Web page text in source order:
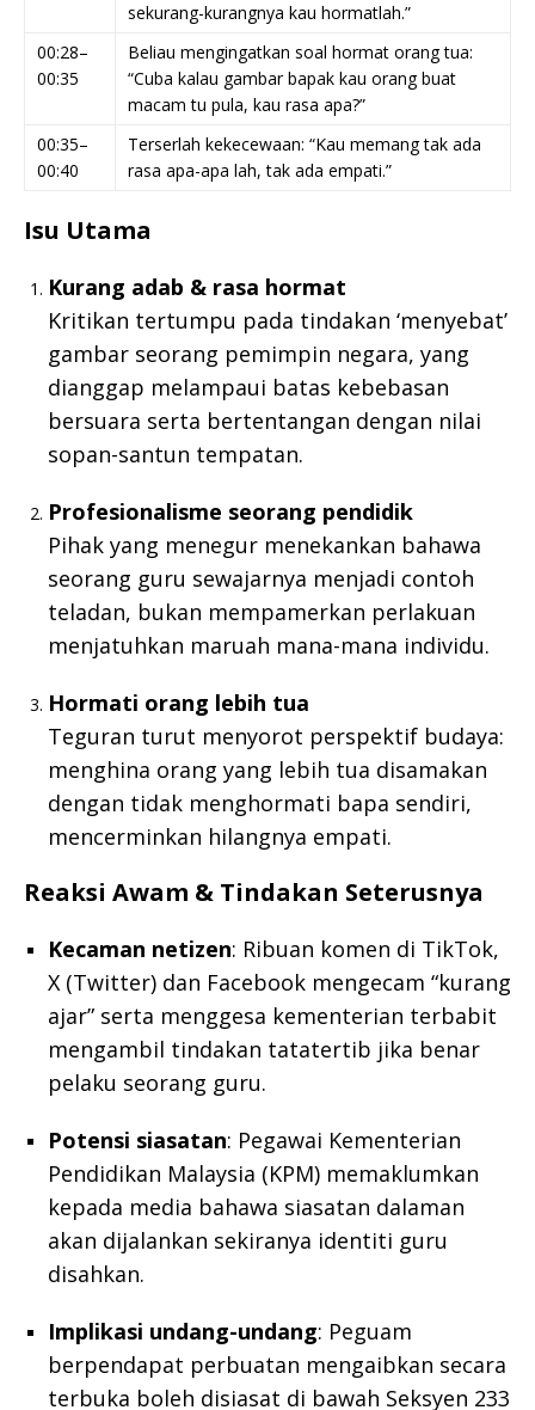
sekurang-kurangnya kau hormatlah.”
00:28–
00:35
Beliau mengingatkan soal hormat orang tua:
“Cuba kalau gambar bapak kau orang buat
macam tu pula, kau rasa apa?”
00:35–
00:40
Terserlah kekecewaan: “Kau memang tak ada
rasa apa-apa lah, tak ada empati.”
Isu Utama
Kurang adab & rasa hormat
Kritikan tertumpu pada tindakan ‘menyebat’
gambar seorang pemimpin negara, yang
dianggap melampaui batas kebebasan
bersuara serta bertentangan dengan nilai
sopan-santun tempatan.
Profesionalisme seorang pendidik
Pihak yang menegur menekankan bahawa
seorang guru sewajarnya menjadi contoh
teladan, bukan mempamerkan perlakuan
menjatuhkan maruah mana-mana individu.
Hormati orang lebih tua
Teguran turut menyorot perspektif budaya:
menghina orang yang lebih tua disamakan
dengan tidak menghormati bapa sendiri,
mencerminkan hilangnya empati.
Reaksi Awam & Tindakan Seterusnya
Kecaman netizen: Ribuan komen di TikTok,
X (Twitter) dan Facebook mengecam “kurang
ajar” serta menggesa kementerian terbabit
mengambil tindakan tatatertib jika benar
pelaku seorang guru.
Potensi siasatan: Pegawai Kementerian
Pendidikan Malaysia (KPM) memaklumkan
kepada media bahawa siasatan dalaman
akan dijalankan sekiranya identiti guru
disahkan.
Implikasi undang-undang: Peguam
berpendapat perbuatan mengaibkan secara
terbuka boleh disiasat di bawah Seksyen 233